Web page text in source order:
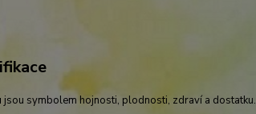
jsou symbolem hojnosti, plodnosti, zdraví a dostatku.